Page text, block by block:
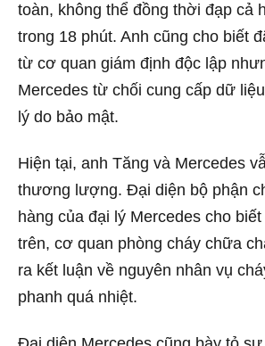
toàn, không thể đồng thời đạp cả
trong 18 phút. Anh cũng cho biết
từ cơ quan giám định độc lập
Mercedes từ chối cung cấp dữ
lý do bảo mật.
Hiện tại, anh Tăng và Mercedes
thương lượng. Đại diện bộ phận
hàng của đại lý Mercedes cho
trên, cơ quan phòng cháy chữa
ra kết luận về nguyên nhân vụ
phanh quá nhiệt.